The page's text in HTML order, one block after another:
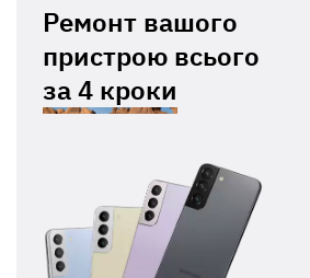
Ремонт вашого
пристрою всього
за4 кроки